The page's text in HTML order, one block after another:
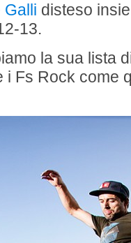
Galli disteso
13.
la sua lista
i Fs Rock come